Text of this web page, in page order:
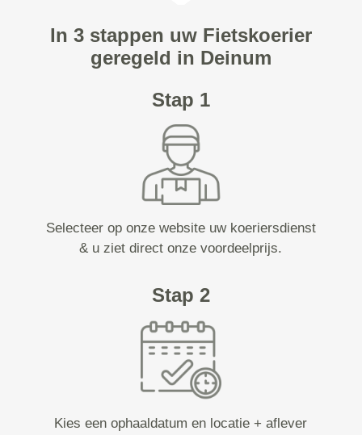
In 3 stappen uw Fietskoerier
geregeld in Deinum
Stap 1
Selecteer op onze website uw koeriersdienst
& u ziet direct onze voordeelprijs.
Stap 2
Kies een ophaaldatum en locatie + aflever